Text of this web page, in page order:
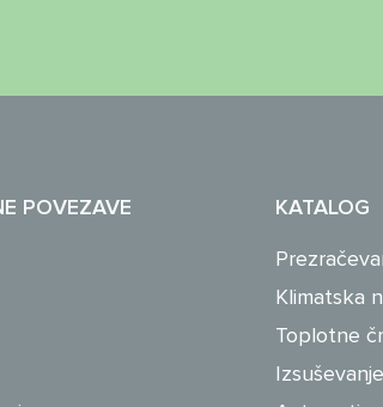
POVEZAVE
KATALOG
Klimatska
Toplotne